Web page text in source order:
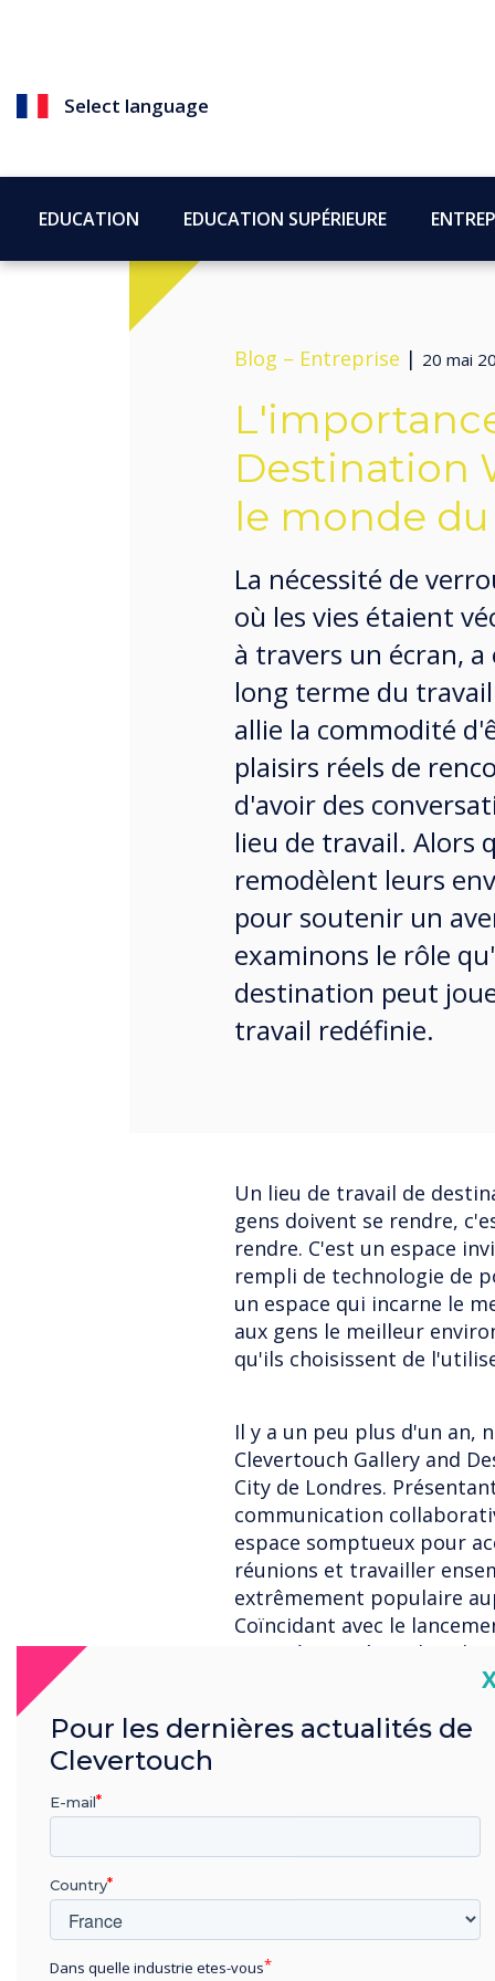
Select language
EDUCATION EDUCATION SUPÉRIEURE
Blog – Entreprise | 20 mai
Destination
le monde
La nécessité de
où les vies étaient
à travers un écran,
long terme du
allie la commodité
plaisirs réels de
d'avoir des
lieu de travail. Alors
remodèlent leurs
pour soutenir un
examinons le rôle
destination peut
travail redéfinie.
Un lieu de travail de
gens doivent se rendre,
rendre. C'est un espace
rempli de technologie de
un espace qui incarne le
aux gens le meilleur
qu'ils choisissent de
Il y a un peu plus d'un an,
Clevertouch Gallery and
City de Londres.
communication
espace somptueux pour
réunions et travailler
extrêmement populaire
Coïncidant avec le
notre écosystème de
l'installation polyvalente
expérientiels primés,
visiteurs l'occasion de
l'avenir du lieu de travail
Promenez-vous dans la
inévitablement vers les
passants à s'arrêter et à
accueillis avec une vision
pratique des affichages
merveilles immersif de la
Pour les dernières actualités de
Clevertouch
E-mail
Country
Dans quelle industrie etes-vous